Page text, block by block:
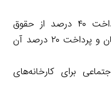
صدور دستورالعملی مبنی‌بر پرداخت ۴۰ درصد از حقوق
کارگران بیکارشده توسط کارفرمایان و پرداخت ۲۰ درصد آن
برای کارخانه‌های